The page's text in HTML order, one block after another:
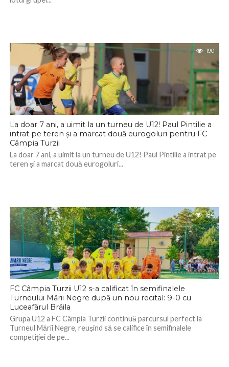
190
La doar 7 ani, a uimit la un turneu de U12! Paul Pintilie a
intrat pe teren și a marcat două eurogoluri pentru FC
Câmpia Turzii
La doar 7 ani, a uimit la un turneu de U12! Paul Pintilie a intrat pe
teren și a marcat două eurogoluri...
184
FC Câmpia Turzii U12 s-a calificat în semifinalele
Turneului Mării Negre după un nou recital: 9-0 cu
Luceafărul Brăila
Grupa U12 a FC Câmpia Turzii continuă parcursul perfect la
Turneul Mării Negre, reușind să se califice în semifinalele
competiției de pe...